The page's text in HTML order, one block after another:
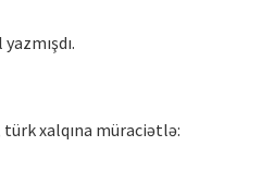
xalqına müraciətlə: